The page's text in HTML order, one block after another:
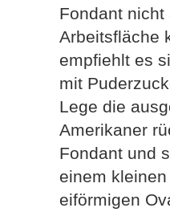
Fondant nicht
Arbeitsfläche
empfiehlt es
mit
Lege die
Amerikaner
Fondant und
einem
eiförmigen